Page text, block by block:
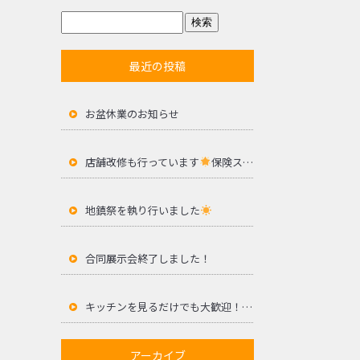
最近の投稿
お盆休業のお知らせ
店舗改修も行っています 保険ステーションサセボ様
地鎮祭を執り行いました
合同展示会終了しました！
キッチンを見るだけでも大歓迎！合同展示会開催
アーカイブ